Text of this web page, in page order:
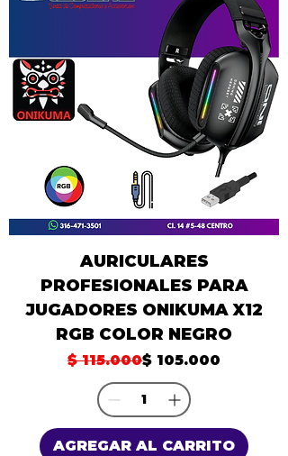
AURICULARES
PROFESIONALES PARA
JUGADORES ONIKUMA X12
RGB COLOR NEGRO
Precio
$ 115.000Precio de oferta
$ 105.000
AGREGAR AL CARRITO